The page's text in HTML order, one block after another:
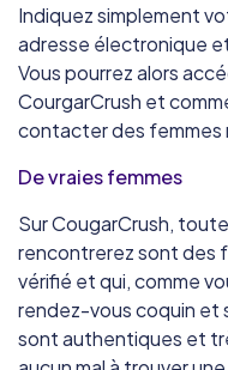
Indiquez simplement
adresse électronique
Vous pourrez alors
CourgarCrush et
contacter des femmes
De vraies femmes
Sur CougarCrush,
rencontrerez sont des
vérifié et qui, comme
rendez-vous coquin et
sont authentiques et